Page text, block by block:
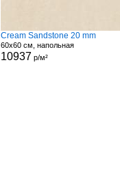
Cream Sandstone 20 mm
60x60 см, напольная
10937 р/м²